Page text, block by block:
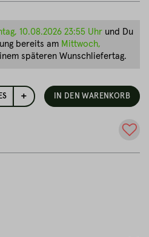
+ IN DEN WARENKORB
10.08.2026 23:55 Uhr und Du
bereits am Mittwoch,
späteren Wunschliefertag.